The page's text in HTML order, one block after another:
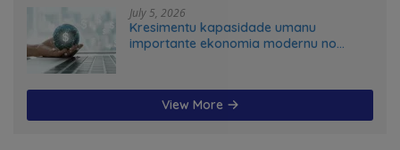
July 5, 2026
Kresimentu kapasidade umanu
importante ekonomia modernu no
View More